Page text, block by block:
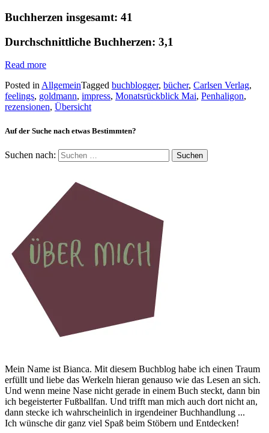
Buchherzen insgesamt: 41
Durchschnittliche Buchherzen: 3,1
Read more
Posted inAllgemeinTagged buchblogger, bücher, Carlsen Verlag,
feelings, goldmann, impress, Monatsrückblick Mai, Penhaligon,
rezensionen, Übersicht
Auf der Suche nach etwas Bestimmten?
Suchen nach:
Mein Name ist Bianca. Mit diesem Buchblog habe ich einen Traum
erfüllt und liebe das Werkeln hieran genauso wie das Lesen an sich.
Und wenn meine Nase nicht gerade in einem Buch steckt, dann bin
ich begeisterter Fußballfan. Und trifft man mich auch dort nicht an,
dann stecke ich wahrscheinlich in irgendeiner Buchhandlung ...
Ich wünsche dir ganz viel Spaß beim Stöbern und Entdecken!